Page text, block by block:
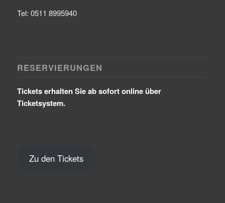
Tel: 0511 8995940
RESERVIERUNGEN
Tickets erhalten Sie ab sofort online über
Ticketsystem.
Zu den Tickets